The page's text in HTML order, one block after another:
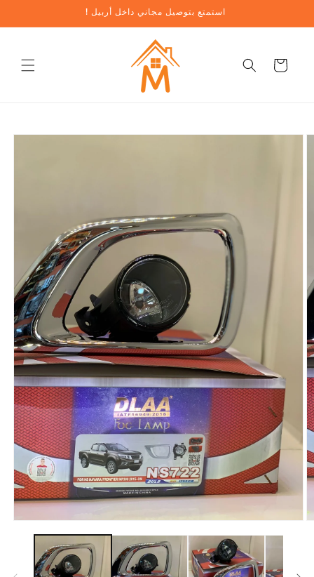
المحتوى
! استمتع بتوصيل مجاني داخل أربيل
عربة
تخطي